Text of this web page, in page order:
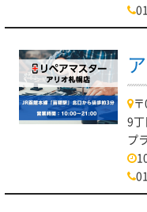
・データ救出
・USBポート修理
等をはじめとする様々
当店ではノートパソコ
パーツの経年劣化によ
談ください。
9
プ